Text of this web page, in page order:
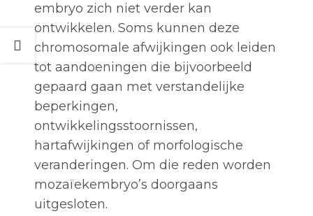
embryo zich niet verder kan
ontwikkelen. Soms kunnen deze
chromosomale afwijkingen ook leiden
tot aandoeningen die bijvoorbeeld
gepaard gaan met verstandelijke
beperkingen,
ontwikkelingsstoornissen,
hartafwijkingen of morfologische
veranderingen. Om die reden worden
mozaïekembryo’s doorgaans
uitgesloten.